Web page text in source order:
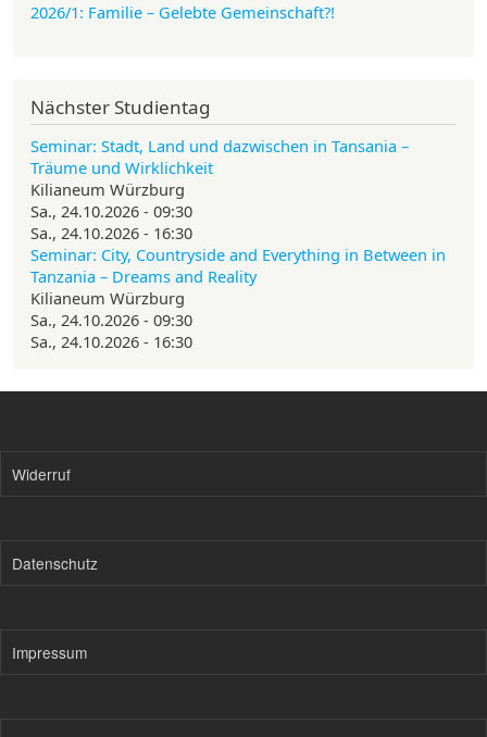
2026/1: Familie – Gelebte Gemeinschaft?!
Nächster Studientag
Seminar: Stadt, Land und dazwischen in Tansania –
Träume und Wirklichkeit
Kilianeum Würzburg
Sa., 24.10.2026 - 09:30
Sa., 24.10.2026 - 16:30
Seminar: City, Countryside and Everything in Between in
Tanzania – Dreams and Reality
Kilianeum Würzburg
Sa., 24.10.2026 - 09:30
Sa., 24.10.2026 - 16:30
Widerruf
Datenschutz
Impressum